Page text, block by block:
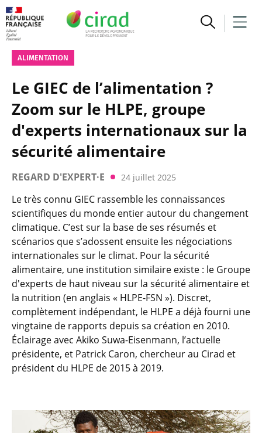
ALIMENTATION
Le GIEC de l’alimentation ?
Zoom sur le HLPE, groupe
d'experts internationaux sur la
sécurité alimentaire
REGARD D'EXPERT·E 24 juillet 2025
Le très connu GIEC rassemble les connaissances
scientifiques du monde entier autour du changement
climatique. C’est sur la base de ses résumés et
scénarios que s’adossent ensuite les négociations
internationales sur le climat. Pour la sécurité
alimentaire, une institution similaire existe : le Groupe
d'experts de haut niveau sur la sécurité alimentaire et
la nutrition (en anglais « HLPE-FSN »). Discret,
complètement indépendant, le HLPE a déjà fourni une
vingtaine de rapports depuis sa création en 2010.
Éclairage avec Akiko Suwa-Eisenmann, l’actuelle
présidente, et Patrick Caron, chercheur au Cirad et
président du HLPE de 2015 à 2019.